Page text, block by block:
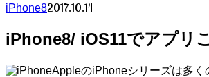
iPhone82017.10.14
iPhone8/ iOS11でアプリ
AppleのiPhoneシリーズは多